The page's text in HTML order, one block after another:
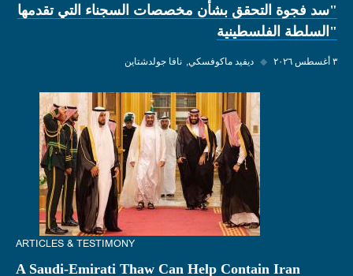
"سد فجوة التحقق بشأن مخصصات السجناء التي تقدمها
"السلطة الفلسطينية
٣ أغسطس ٢٠٢٦ ◆ ديفيد ماكوفسكي نافا جولدشتاين
ARTICLES & TESTIMONY
A Saudi-Emirati Thaw Can Help Contain Iran